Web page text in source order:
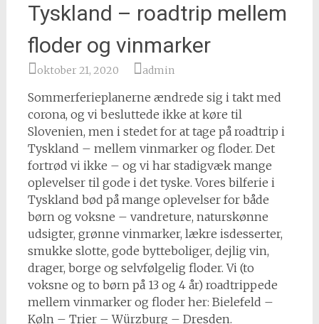
Tyskland – roadtrip mellem
floder og vinmarker
oktober 21, 2020 admin
Sommerferieplanerne ændrede sig i takt med
corona, og vi besluttede ikke at køre til
Slovenien, men i stedet for at tage på roadtrip i
Tyskland – mellem vinmarker og floder. Det
fortrød vi ikke – og vi har stadigvæk mange
oplevelser til gode i det tyske. Vores bilferie i
Tyskland bød på mange oplevelser for både
børn og voksne – vandreture, naturskønne
udsigter, grønne vinmarker, lækre isdesserter,
smukke slotte, gode bytteboliger, dejlig vin,
drager, borge og selvfølgelig floder. Vi (to
voksne og to børn på 13 og 4 år) roadtrippede
mellem vinmarker og floder her: Bielefeld –
Køln – Trier – Würzburg – Dresden.